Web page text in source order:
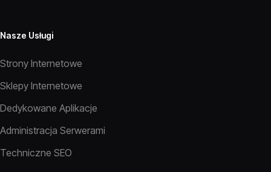
Nasze Usługi
Strony Internetowe
Sklepy Internetowe
Dedykowane Aplikacje
Administracja Serwerami
Techniczne SEO